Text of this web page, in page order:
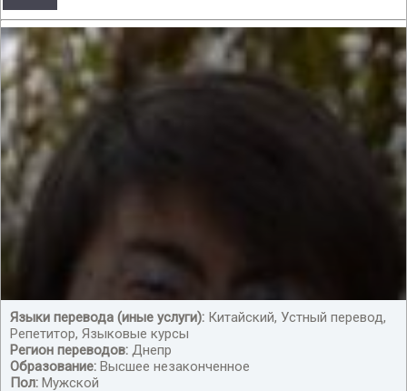
Языки перевода (иные услуги): Китайский, Устный перевод,
Репетитор, Языковые курсы
Регион переводов: Днепр
Образование: Высшее незаконченное
Пол: Мужской